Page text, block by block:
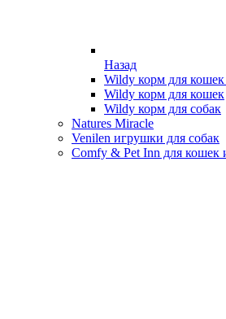
Назад
Wildy корм для кошек
Wildy корм для кошек
Wildy корм для собак
Natures Miracle
Venilen игрушки для собак
Comfy & Pet Inn для кошек